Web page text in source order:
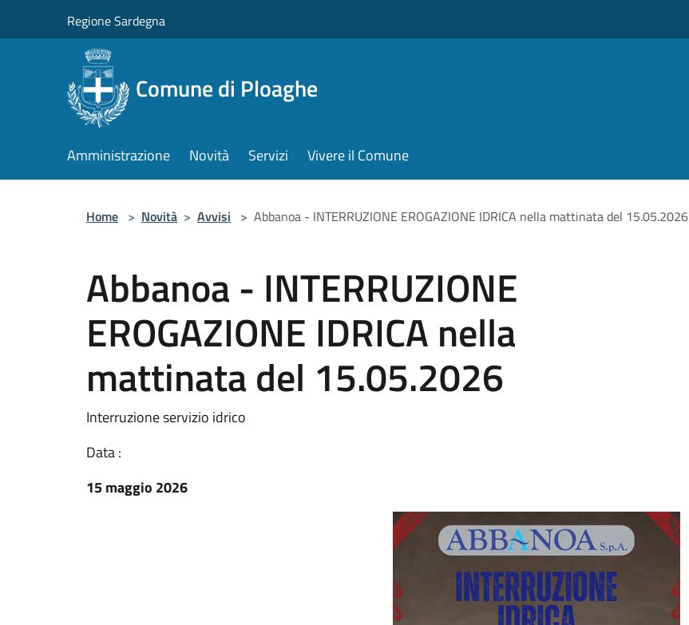
Regione Sardegna
Comune di Ploaghe
Amministrazione Novità Servizi Vivere il Comune
Home > Novità > Avvisi > Abbanoa - INTERRUZIONE EROGAZIONE IDRICA nella mattinata del 15.05.2026
Abbanoa - INTERRUZIONE
EROGAZIONE IDRICA nella
mattinata del 15.05.2026
Interruzione servizio idrico
Data :
15 maggio 2026